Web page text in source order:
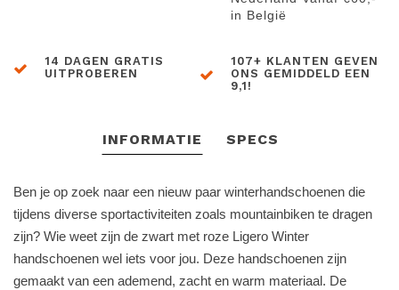
in België
14 DAGEN GRATIS
UITPROBEREN
107+ KLANTEN GEVEN
ONS GEMIDDELD EEN
9,1!
INFORMATIE SPECS
Ben je op zoek naar een nieuw paar winterhandschoenen die
tijdens diverse sportactiviteiten zoals mountainbiken te dragen
zijn? Wie weet zijn de zwart met roze Ligero Winter
handschoenen wel iets voor jou. Deze handschoenen zijn
gemaakt van een ademend, zacht en warm materiaal. De